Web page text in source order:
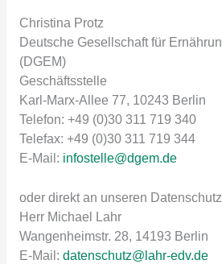
Christina Protz
Deutsche Gesellschaft für
(DGEM)
Geschäftsstelle
Karl-Marx-Allee 77, 10243 Berlin
Telefon: +49 (0)30 311 719 340
Telefax: +49 (0)30 311 719 344
E-Mail: infostelle@dgem.de
oder direkt an unseren
Herr Michael Lahr
Wangenheimstr. 28, 14193 Berlin
E-Mail: datenschutz@lahr-edv.de